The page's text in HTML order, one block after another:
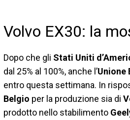
Volvo EX30: la
Dopo che gli Stati Uniti
dal 25% al 100%, anche l’Unione
entro questa settimana. In
Belgio per la produzione sia di
prodotto nello stabilimento